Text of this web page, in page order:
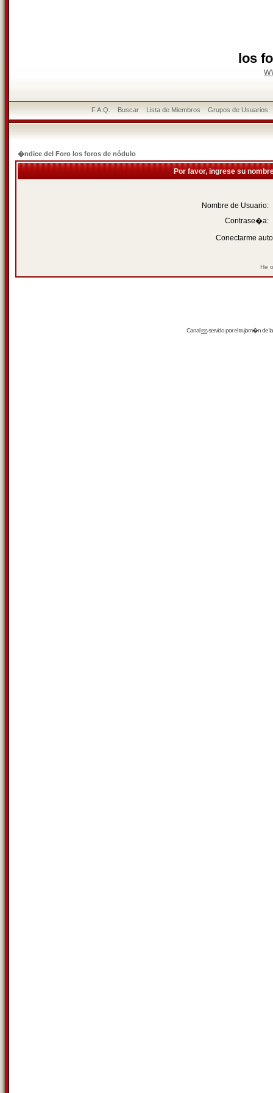
los
F.A.Q. Buscar Lista de Miembros Grupos de Usuarios
�ndice del Foro los foros de nódulo
Por favor, ingrese su
Nombre de Usuario:
Contrase�a:
Conectarme
He
Canalrssservido por eltrujam�nde